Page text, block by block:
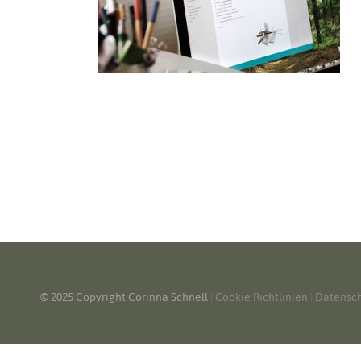
© 2025 Copyright Corinna Schnell Cookie Richtlinien